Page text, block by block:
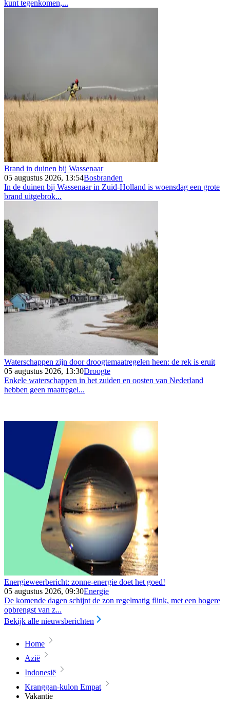
kunt tegenkomen,...
Brand in duinen bij Wassenaar
05 augustus 2026, 13:54Bosbranden
In de duinen bij Wassenaar in Zuid-Holland is woensdag een grote
brand uitgebrok...
Waterschappen zijn door droogtemaatregelen heen: de rek is eruit
05 augustus 2026, 13:30Droogte
Enkele waterschappen in het zuiden en oosten van Nederland
hebben geen maatregel...
Energieweerbericht: zonne-energie doet het goed!
05 augustus 2026, 09:30Energie
De komende dagen schijnt de zon regelmatig flink, met een hogere
opbrengst van z...
Bekijk alle nieuwsberichten
Home
Azië
Indonesië
Kranggan-kulon Empat
Vakantie